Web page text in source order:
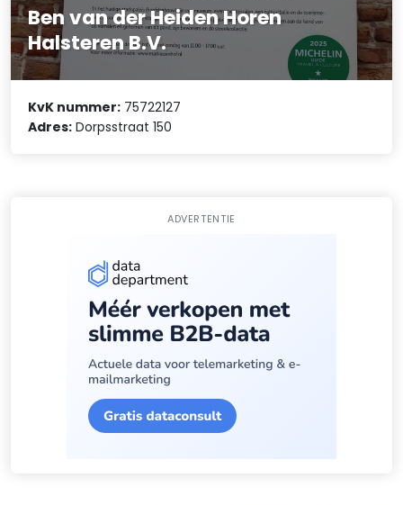
Ben van der Heiden Horen
Halsteren B.V.
KvK nummer: 75722127
Adres: Dorpsstraat 150
ADVERTENTIE